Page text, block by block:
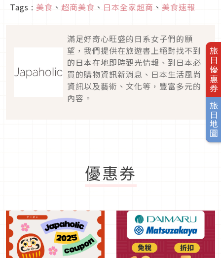
旅日優惠券
旅日地圖
Tags : 美食 、 超商美食 、 日本全家超商 、 美食速報
滿足好奇心旺盛的日系女子們的願
望，我們提供在旅遊書上絕對找不到
的日本在地即時觀光情報、到日本必
買的購物資訊新消息、日本生活風尚
資訊以及藝術、文化等，豐富多元的
內容。
優惠券